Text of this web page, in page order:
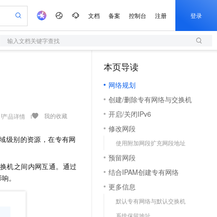
文档 备案 控制台 注册 登录
输入文档关键字查找
产品详情 我的收藏
级别的资源，在专有网
机之间内网互通。通过
。
本页导读
网络规划
创建/删除专有网络与交换机
开启/关闭IPv6
修改网段
使用附加网段扩充网段地址
预留网段
结合IPAM创建专有网络
更多信息
默认专有网络与默认交换机
系统保留地址
1.1-T2V
1.1-I2V
语音识别与合成
全托管，含MySQL、PostgreSQL、SQL Server、MariaDB多引擎
能体编程平台
轻量应用服务器
数字证书管理服务（原SSL证书）
实现全站HTTPS，呈现可信的WEB访问
短信服务
国内短信简单易用，安全可靠，秒级触达，全球覆盖200+国家和地区。
大数据开发治理平台 DataWorks
服务器，轻松开启游戏
能体与工作流应用
通过阿里云百炼高效搭建AI应用,助力高效开发
企业门户网站
Agency Agents：拥有专属领域专家
HappyHorse 打造一站式影视创作平台
漫剧工坊：一站式动画创作平台
快速生产连贯的高质量长漫剧
10 分钟搭建微信、支付宝小程序
高效部署网站，快速应用到小程序
创作，一键激活电商全链路生产力
成，高效打造优质广告素材
无忧落地极速上线
AI 活动
AI 生产力先锋
先锋实践拓展 AI 生产力的边界
飞天发布时刻
所见，即是所愿
AI 实训营
从基础到进阶，Agent 创客手把手教你
创新加速
覆盖90%+业务场景，专享组合折扣价
阿里云 OPC 创新助力计划
Token 补贴，五大权
益加速 OPC 成功
专业服务
公司注册
代维服务
计划
Alibaba Cloud ISV 合作
服务伙伴合作计划
Al MaaS 服务伙伴赋能合作
伙伴信用分合作计划
更多支持
合作伙伴培训与认证
查询合作伙伴
登录合作伙伴管理后台
开发者社区
镜像站
我要反馈
我要建议
我要投诉
加入我们
校园招聘